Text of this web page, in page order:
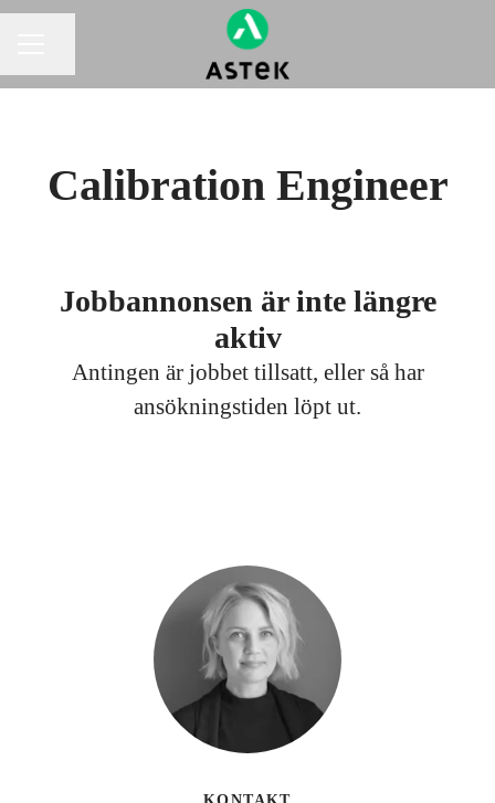
Calibration Engineer
Jobbannonsen är inte längre
aktiv
Antingen är jobbet tillsatt, eller så har
ansökningstiden löpt ut.